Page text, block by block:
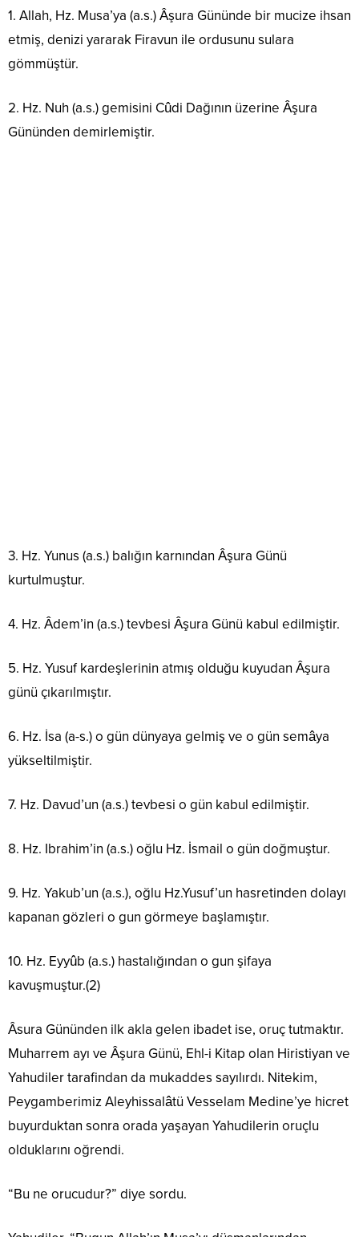
1. Allah, Hz. Musa’ya (a.s.) Âşura Gününde bir mucize ihsan
etmiş, denizi yararak Firavun ile ordusunu sulara
gömmüştür.
2. Hz. Nuh (a.s.) gemisini Cûdi Dağının üzerine Âşura
Gününden demirlemiştir.
3. Hz. Yunus (a.s.) balığın karnından Âşura Günü
kurtulmuştur.
4. Hz. Âdem’in (a.s.) tevbesi Âşura Günü kabul edilmiştir.
5. Hz. Yusuf kardeşlerinin atmış olduğu kuyudan Âşura
günü çıkarılmıştır.
6. Hz. İsa (a-s.) o gün dünyaya gelmiş ve o gün semâya
yükseltilmiştir.
7. Hz. Davud’un (a.s.) tevbesi o gün kabul edilmiştir.
8. Hz. Ibrahim’in (a.s.) oğlu Hz. İsmail o gün doğmuştur.
9. Hz. Yakub’un (a.s.), oğlu Hz.Yusuf’un hasretinden dolayı
kapanan gözleri o gun görmeye başlamıştır.
10. Hz. Eyyûb (a.s.) hastalığından o gun şifaya
kavuşmuştur.(2)
Âsura Gününden ilk akla gelen ibadet ise, oruç tutmaktır.
Muharrem ayı ve Âşura Günü, Ehl-i Kitap olan Hiristiyan ve
Yahudiler tarafindan da mukaddes sayılırdı. Nitekim,
Peygamberimiz Aleyhissalâtü Vesselam Medine’ye hicret
buyurduktan sonra orada yaşayan Yahudilerin oruçlu
olduklarını oğrendi.
“Bu ne orucudur?” diye sordu.